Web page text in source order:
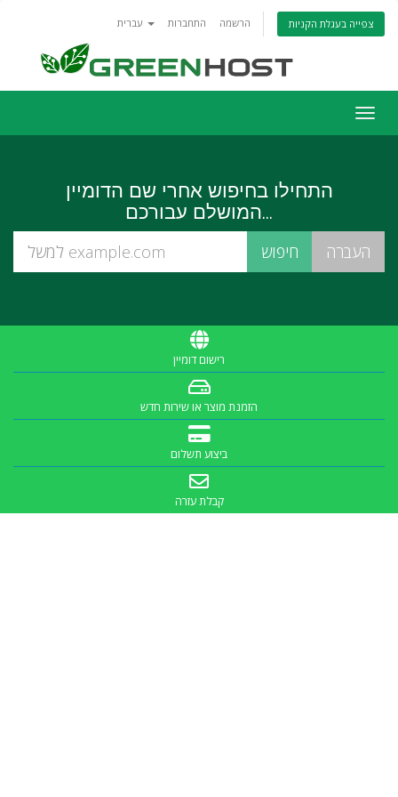
התחברות הרשמה צפייה בעגלת הקניות
ניווט
התחילו בחיפוש אחרי שם הדומיין
המושלם עבורכם...
רישום דומיין
הזמנת מוצר או שירות חדש
ביצוע תשלום
קבלת עזרה